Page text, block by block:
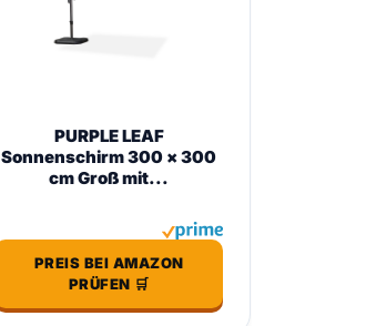
PURPLE LEAF
Sonnenschirm 300 × 300
cm Groß mit...
PREIS BEI AMAZON
PRÜFEN 🛒